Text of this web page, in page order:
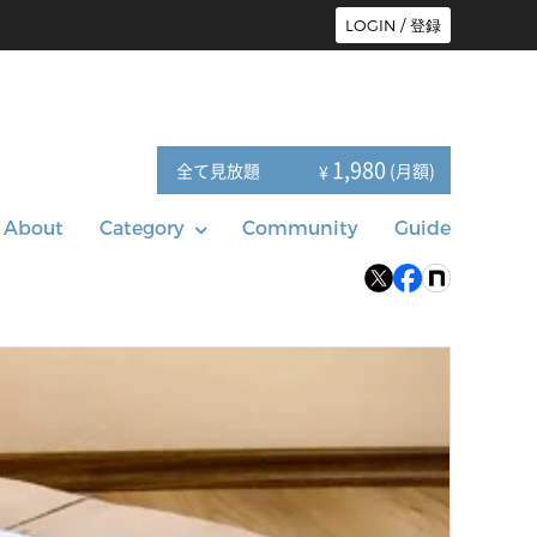
LOGIN / 登録
全て見放題 ¥ 1,980 (月額)
About Category Community Guide